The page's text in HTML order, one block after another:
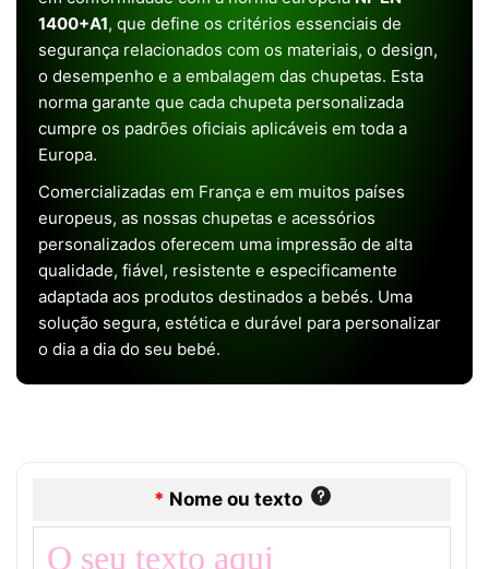
1400+A1, que define os critérios essenciais de
segurança relacionados com os materiais, o design,
o desempenho e a embalagem das chupetas. Esta
norma garante que cada chupeta personalizada
cumpre os padrões oficiais aplicáveis em toda a
Europa.
Comercializadas em França e em muitos países
europeus, as nossas chupetas e acessórios
personalizados oferecem uma impressão de alta
qualidade, fiável, resistente e especificamente
adaptada aos produtos destinados a bebés. Uma
solução segura, estética e durável para personalizar
o dia a dia do seu bebé.
* Nome ou texto